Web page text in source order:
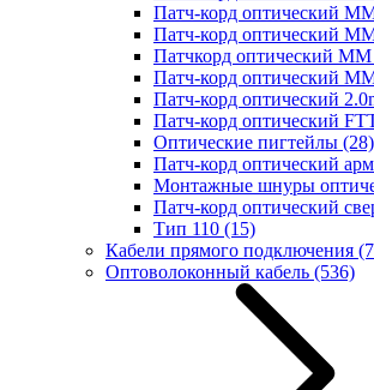
Патч-корд оптический
Патч-корд оптический
Патчкорд оптический MM
Патч-корд оптический
Патч-корд оптический
Патч-корд оптический
Оптические пигтейлы (28)
Патч-корд оптический
Монтажные шнуры
Патч-корд оптический
Тип 110 (15)
Кабели прямого подключения
Оптоволоконный кабель (536)